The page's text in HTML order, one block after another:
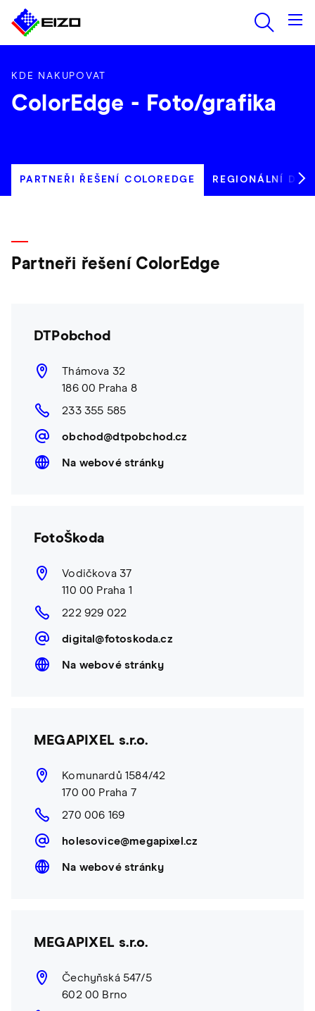
KDE NAKUPOVAT
ColorEdge - Foto/grafika
PARTNEŘI ŘEŠENÍ COLOREDGE REGIONÁLNÍ
Partneři řešení ColorEdge
DTPobchod
Thámova 32
186 00 Praha 8
233 355 585
obchod@dtpobchod.cz
Na webové stránky
FotoŠkoda
Vodičkova 37
110 00 Praha 1
222 929 022
digital@fotoskoda.cz
Na webové stránky
MEGAPIXEL s.r.o.
Komunardů 1584/42
170 00 Praha 7
270 006 169
holesovice@megapixel.cz
Na webové stránky
MEGAPIXEL s.r.o.
Čechyňská 547/5
602 00 Brno